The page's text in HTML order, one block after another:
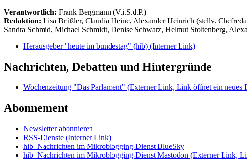
Verantwortlich: Frank Bergmann (V.i.S.d.P.)
Redaktion: Lisa Brüßler, Claudia Heine, Alexander Heinrich (stellv.
Sandra Schmid, Michael Schmidt, Denise Schwarz, Helmut Stoltenberg,
Herausgeber "heute im bundestag" (hib) (Interner Link)
Nachrichten, Debatten und Hintergründe
Wochenzeitung "Das Parlament" (Externer Link, Link öffnet ein neues
Abonnement
Newsletter abonnieren
RSS-Dienste (Interner Link)
hib_Nachrichten im Mikroblogging-Dienst BlueSky
hib_Nachrichten im Mikroblogging-Dienst Mastodon (Externer Link,